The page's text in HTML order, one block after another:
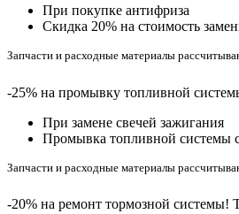
При покупке антифриза
Cкидка 20% на стоимость
Запчасти и расходные материалы
-25% на промывку топливной
При замене свечей зажигания
Промывка топливной системы
Запчасти и расходные материалы
-20% на ремонт тормозной системы!